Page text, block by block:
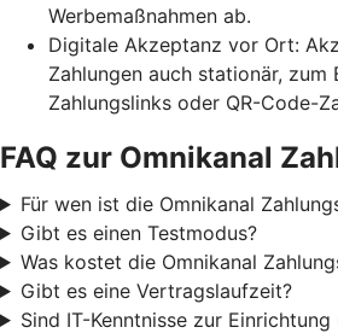
Werbemaßnahmen ab.
Digitale Akzeptanz vor Ort:
Zahlungen auch stationär, zum
Zahlungslinks oder QR-Code-
FAQ zur Omnikanal
Für wen ist die Omnikanal
Gibt es einen Testmodus?
Was kostet die Omnikanal
Gibt es eine Vertragslaufzeit?
Sind IT-Kenntnisse zur